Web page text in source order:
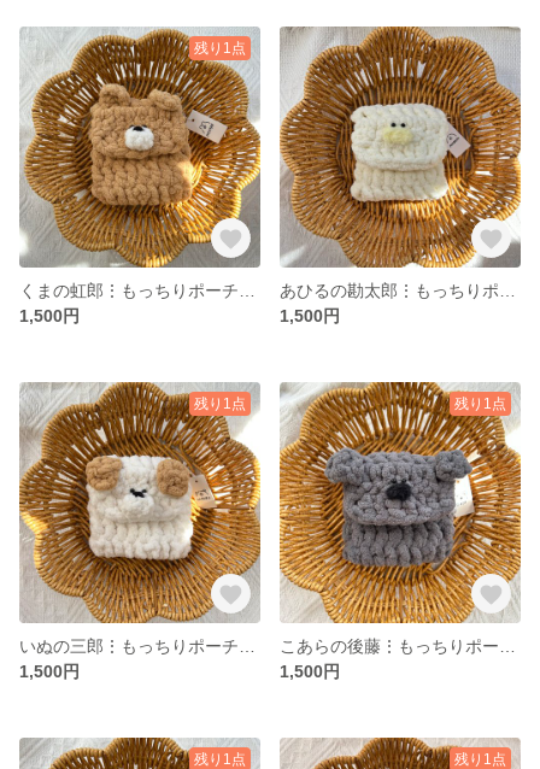
残り1点
1,500円
1,500円
残り1点
1,500円
残り1点
1,500円
残り1点 残り1点